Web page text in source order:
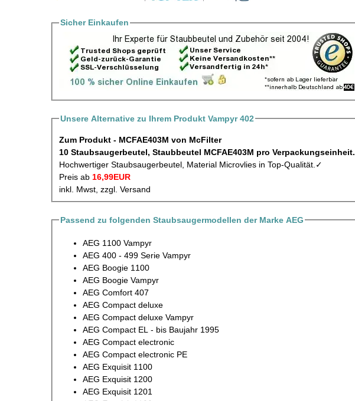
Sicher Einkaufen
Unsere Alternative zu Ihrem Produkt Vampyr 402
Zum Produkt - MCFAE403M von McFilter
10 Staubsaugerbeutel, Staubbeutel MCFAE403M pro Verpackungseinheit.
Hochwertiger Staubsaugerbeutel, Material Microvlies in Top-Qualität.✓
Preis ab 16,99EUR
inkl. Mwst, zzgl. Versand
Passend zu folgenden Staubsaugermodellen der Marke AEG
AEG 1100 Vampyr
AEG 400 - 499 Serie Vampyr
AEG Boogie 1100
AEG Boogie Vampyr
AEG Comfort 407
AEG Compact deluxe
AEG Compact deluxe Vampyr
AEG Compact EL - bis Baujahr 1995
AEG Compact electronic
AEG Compact electronic PE
AEG Exquisit 1100
AEG Exquisit 1200
AEG Exquisit 1201